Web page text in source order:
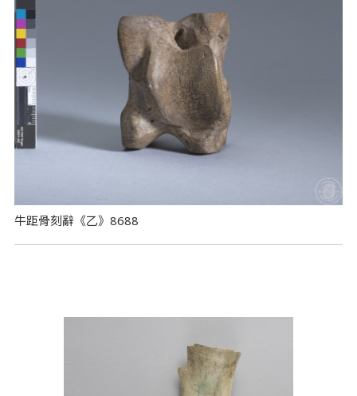
牛距骨刻辭《乙》8688